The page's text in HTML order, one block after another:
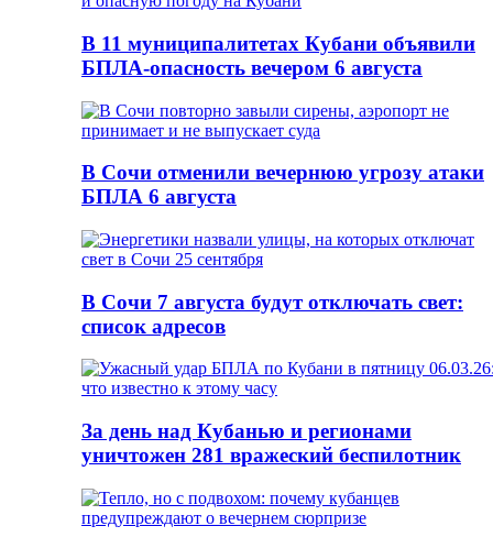
В 11 муниципалитетах Кубани объявили
БПЛА-опасность вечером 6 августа
В Сочи отменили вечернюю угрозу атаки
БПЛА 6 августа
В Сочи 7 августа будут отключать свет:
список адресов
За день над Кубанью и регионами
уничтожен 281 вражеский беспилотник